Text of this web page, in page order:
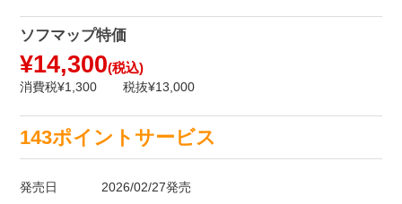
ソフマップ特価
¥14,300(税込)
消費税¥1,300 税抜¥13,000
143ポイントサービス
発売日 2026/02/27発売